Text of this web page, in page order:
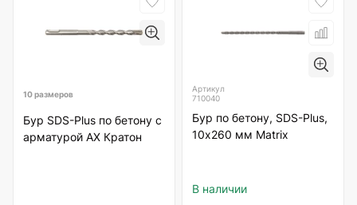
10 размеров
Бур SDS-Plus по бетону с
арматурой АХ Кратон
Артикул
710040
Бур по бетону, SDS-Plus,
10х260 мм Matrix
В наличии